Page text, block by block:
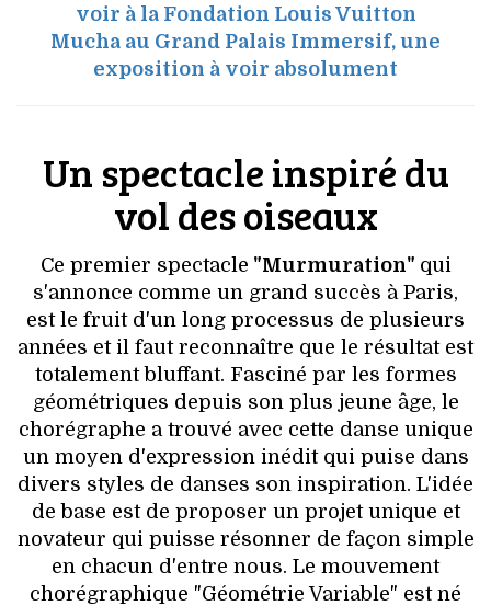
voir à la Fondation Louis Vuitton
Mucha au Grand Palais Immersif, une
exposition à voir absolument
Un spectacle inspiré du
vol des oiseaux
Ce premier spectacle "Murmuration" qui
s'annonce comme un grand succès à Paris,
est le fruit d'un long processus de plusieurs
années et il faut reconnaître que le résultat est
totalement bluffant. Fasciné par les formes
géométriques depuis son plus jeune âge, le
chorégraphe a trouvé avec cette danse unique
un moyen d'expression inédit qui puise dans
divers styles de danses son inspiration. L'idée
de base est de proposer un projet unique et
novateur qui puisse résonner de façon simple
en chacun d'entre nous. Le mouvement
chorégraphique "Géométrie Variable" est né